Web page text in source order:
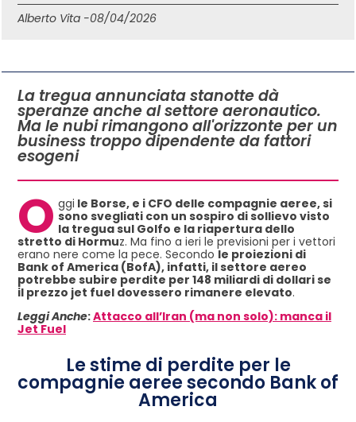
Alberto Vita -08/04/2026
La tregua annunciata stanotte dà
speranze anche al settore aeronautico.
Ma le nubi rimangono all'orizzonte per un
business troppo dipendente da fattori
esogeni
O ggi le Borse, e i CFO delle compagnie aeree, si
sono svegliati con un sospiro di sollievo visto
la tregua sul Golfo e la riapertura dello
stretto di Hormuz. Ma fino a ieri le previsioni per i vettori
erano nere come la pece. Secondole proiezioni di
Bank of America (BofA), infatti, il settore aereo
potrebbe subire perdite per 148 miliardi di dollari se
il prezzo jet fuel dovessero rimanere elevato.
Leggi Anche:Attacco all’Iran (ma non solo): manca il
Jet Fuel
Le stime di perdite per le
compagnie aeree secondo Bank of
America